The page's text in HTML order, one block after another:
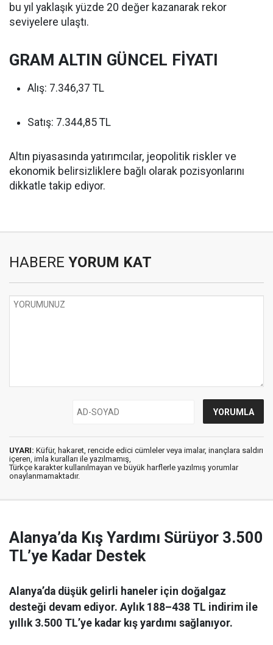
bu yıl yaklaşık yüzde 20 değer kazanarak rekor
seviyelere ulaştı.
GRAM ALTIN GÜNCEL FİYATI
Alış: 7.346,37 TL
Satış: 7.344,85 TL
Altın piyasasında yatırımcılar, jeopolitik riskler ve
ekonomik belirsizliklere bağlı olarak pozisyonlarını
dikkatle takip ediyor.
HABERE YORUM KAT
UYARI: Küfür, hakaret, rencide edici cümleler veya imalar, inançlara saldırı
içeren, imla kuralları ile yazılmamış,
Türkçe karakter kullanılmayan ve büyük harflerle yazılmış yorumlar
onaylanmamaktadır.
Alanya’da Kış Yardımı Sürüyor 3.500
TL’ye Kadar Destek
Alanya’da düşük gelirli haneler için doğalgaz
desteği devam ediyor. Aylık 188–438 TL indirim ile
yıllık 3.500 TL’ye kadar kış yardımı sağlanıyor.